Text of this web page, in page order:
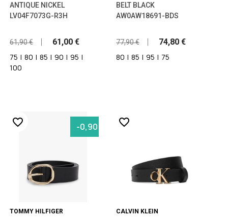
ANTIQUE NICKEL
LV04F7073G-R3H
61,90 €
61,00 €
75 | 80 | 85 | 90 | 95 |
100
BELT BLACK
AW0AW18691-BDS
77,90 €
74,80 €
80 | 85 | 95 | 75
TOMMY HILFIGER
-0,90 €
favorite_border
CALVIN KLEIN
favorite_border